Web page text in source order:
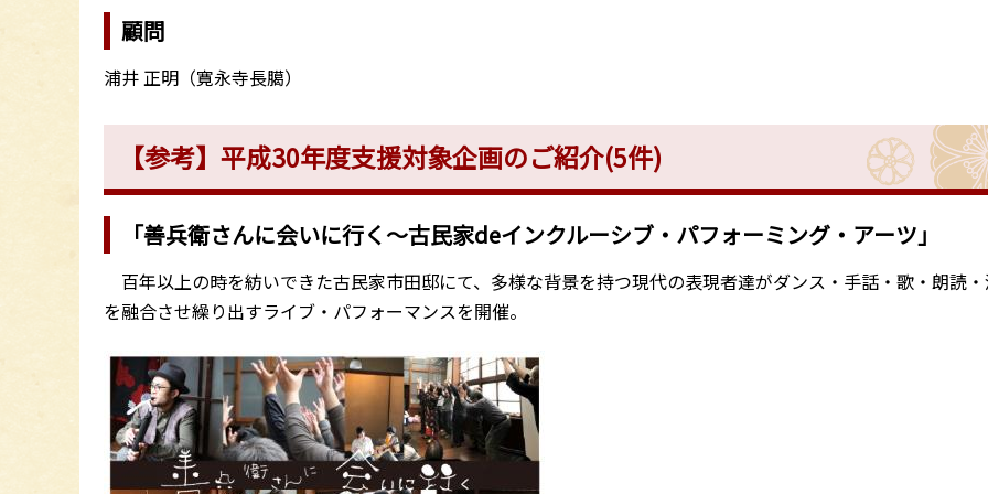
顧問
浦井 正明（寛永寺長臈）
【参考】平成30年度支援対象企画のご紹介(5件)
「善兵衛さんに会いに行く～古民家deインクルーシブ・パフォーミング・アーツ」
百年以上の時を紡いできた古民家市田邸にて、多様な背景を持つ現代の表現者達がダンス・手話・歌・朗読
を融合させ繰り出すライブ・パフォーマンスを開催。